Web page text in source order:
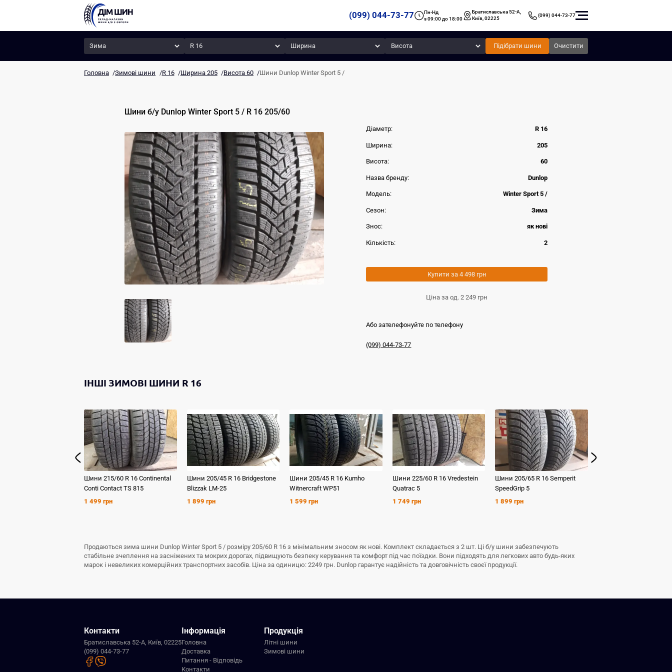
(099) 044-73-77
Пн-Нд
з 09:00 до 18:00
Братиславська 52-А,
Київ, 02225
(099) 044-73-77
Сезон Радіус Ширина Висота
Підібрати шини Очистити
Головна /Зимові шини /R 16 /Ширина 205 /Висота 60 /Шини Dunlop Winter Sport 5 /
Шини б/у Dunlop Winter Sport 5 / R 16 205/60
Діаметр: R 16
Ширина: 205
Висота: 60
Назва бренду: Dunlop
Модель: Winter Sport 5 /
Сезон: Зима
Знос: як новi
Кількість: 2
Купити за 4 498 грн
Ціна за од.2 249 грн
Або зателефонуйте по телефону
(099) 044-73-77
ІНШІЗИМОВІ ШИНИ R 16
Шини 215/60 R 16 Continental
Conti Contact TS 815
1 499 грн
Шини 205/45 R 16 Bridgestone
Blizzak LM-25
1 899 грн
Шини205/45 R 16 Kumho
Witnercraft WP51
1 599 грн
Шини 225/60 R 16 Vredestein
Quatrac 5
1 749 грн
Шини205/65 R 16 Semperit
SpeedGrip 5
1 899 грн
Продаються зима шини Dunlop Winter Sport 5 / розміру 205/60 R 16 з мінімальним зносом як новi. Комплект складається з 2 шт. Ці б/у шини забезпечують
стабільне зчеплення на засніжених та мокрих дорогах, підвищують безпеку керування та комфорт під час поїздки. Вони підходять для легкових авто будь-яких
марок і невеликих комерційних транспортних засобів. Ціна за одиницю: 2249 грн. Dunlop гарантує надійність та довговічність своєї продукції.
Контакти
Братиславська 52-А, Київ, 02225
(099) 044-73-77
Інформація
Головна
Доставка
Питання - Відповідь
Контакти
Продукція
Літні шини
Зимові шини